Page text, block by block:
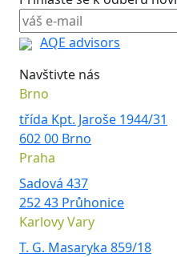
AQE advisors
Navštivte nás
Brno
třída Kpt. Jaroše 1944/31
602 00 Brno
Praha
Sadová 437
252 43 Průhonice
Karlovy Vary
T. G. Masaryka 859/18